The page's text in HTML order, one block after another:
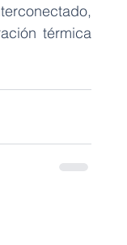
térmica